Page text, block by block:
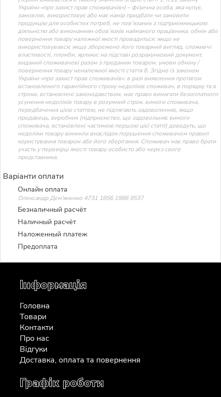
України «про захист прав споживачів») – фізична особа, яка купує,
замовляє, використовує або має намір придбати чи замовити
продукцію для особистих потреб, не пов’язаних з підприємницькою
діяльністю або виконанням обов’язків найманого працівника. обмін або
повернення товару належної якості провадиться: якщо не
використовувався; якщо збережено його товарний вигляд, споживчі
властивості, пломби, ярлики; на підставі розрахунковий документ,
виданий споживачеві разом з проданим товаром. умови обміну /
повернення товару неналежної якості стаття 8. Згідно із законом
України «про захист прав споживачів»: в разі виявлення протягом
встановленого гарантійного строку недоліків споживач, в порядку та в
строки, встановлені законодавством, має право вимагати безоплатного
усунення недоліків товару в розумний строк. вимоги споживача,
передбачених цією статтею, не підлягають задоволенню, якщо
продавець, виробник (підприємство, що задовольняє вимоги
споживача, встановлені частиною першою цієї статті) доведуть, що
недоліки товару виникли внаслідок порушення споживачем правил
користування товаром або його зберігання. Споживач має право брати
участь у перевірці якості товару особисто або через свого
представника.
Варіанти оплати
Онлайн оплата
Олександр Дем'яненко 4731 1856 1986 9537
Безналичный расчёт
Наличный расчёт
Наложенный платеж
Предоплата
Інформація
Головна
Товари
Контакти
Про нас
Відгуки
Доставка, оплата та повернення
Графік роботи